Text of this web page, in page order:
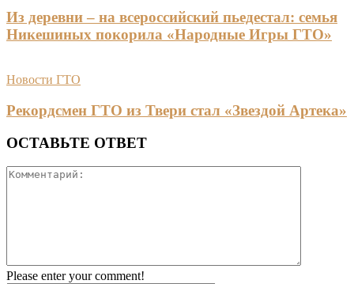
Из деревни – на всероссийский пьедестал: семья
Никешиных покорила «Народные Игры ГТО»
Новости ГТО
Рекордсмен ГТО из Твери стал «Звездой Артека»
ОСТАВЬТЕ ОТВЕТ
Please enter your comment!